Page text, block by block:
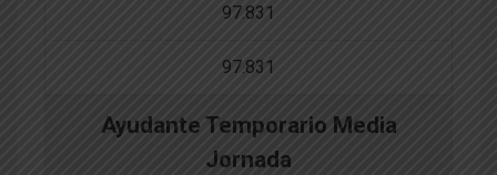
97.831
97.831
Ayudante Temporario Media
Jornada